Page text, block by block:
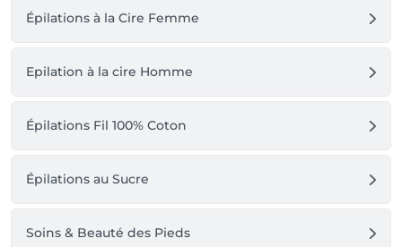
Épilations à la Cire Femme
Epilation à la cire Homme
Épilations Fil 100% Coton
Épilations au Sucre
Soins & Beauté des Pieds